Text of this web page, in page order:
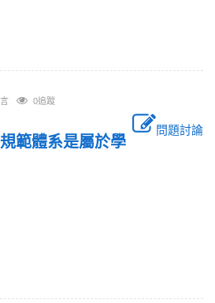
0追蹤
問題討論
範體系是屬於學